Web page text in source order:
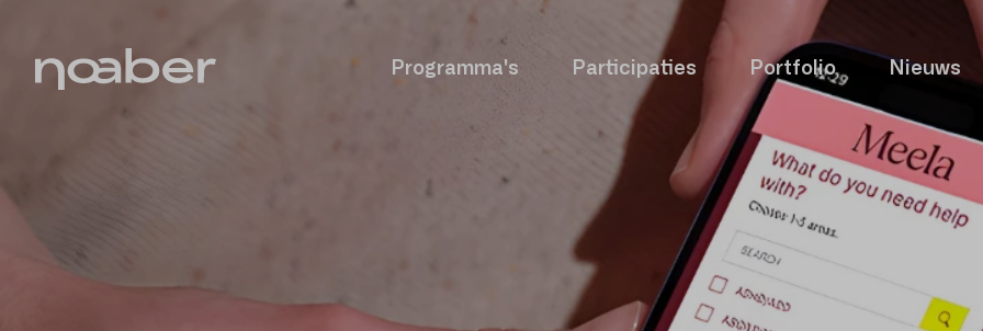
Programma's Participaties Portfolio Nieuws